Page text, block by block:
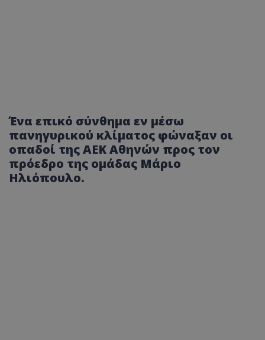
Ένα επικό σύνθημα εν μέσω
πανηγυρικού κλίματος φώναξαν οι
οπαδοί της ΑΕΚ Αθηνών προς τον
πρόεδρο της ομάδας Μάριο
Ηλιόπουλο.